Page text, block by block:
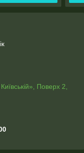
Поверх 2,